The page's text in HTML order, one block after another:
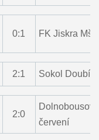
0:1 FK Jiskra
2:1 Sokol Doubí
2:0
červení